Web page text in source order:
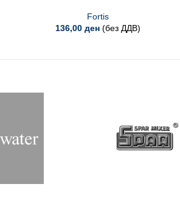
Fortis
136,00ден (без ДДВ)